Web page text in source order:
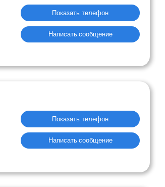
Показать телефон
Написать сообщение
Показать телефон
Написать сообщение